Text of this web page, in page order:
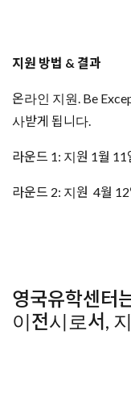
지원 방법 & 결과
온라인 지원. Be
사받게 됩니다.
라운드 1: 지원 1월
라운드 2: 지원 4월
영국유학센터
이전시로서,